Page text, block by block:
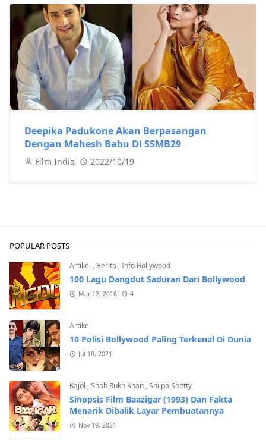
Deepika Padukone Akan Berpasangan
Dengan Mahesh Babu Di SSMB29
Film India 2022/10/19
POPULAR POSTS
Artikel , Berita ,Info Bollywood
100 Lagu Dangdut Saduran Dari Bollywood
Mar 12, 2016 4
Artikel
10 Polisi Bollywood Paling Terkenal Di Dunia
Jul 18, 2021
Kajol ,Shah Rukh Khan ,Shilpa Shetty
Sinopsis Film Baazigar (1993) Dan Fakta
Menarik Dibalik Layar Pembuatannya
Nov 19, 2021